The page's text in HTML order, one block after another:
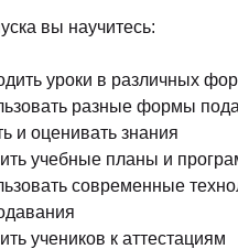
вы научитесь:
уроки в различных
разные формы
и оценивать знания
учебные планы и
современные
учеников к аттестациям